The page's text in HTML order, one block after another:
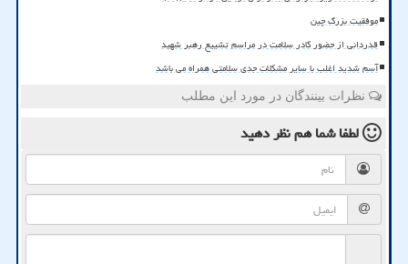
موفقیت بزرگ چین
قدردانی از حضور کادر سلامت در مراسم تشییع رهبر شهید
آسم شدید اغلب با سایر مشکلات جدی سلامتی همراه می باشد
نظرات بینندگان در مورد این مطلب
لطفا شما همنظر دهید